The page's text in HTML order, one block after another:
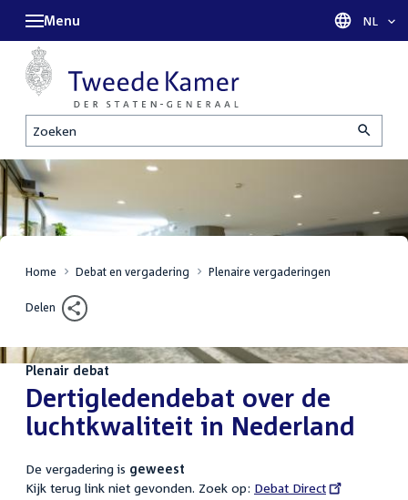
Zoeken
Menu Taal
NL
Home Debat en vergadering Plenaire vergaderingen
Delen
Plenair debat
:Dertigledendebat over de
luchtkwaliteit in Nederland
De vergadering is geweest
Kijk terug link niet gevonden. Zoek op: External
Debat Direct